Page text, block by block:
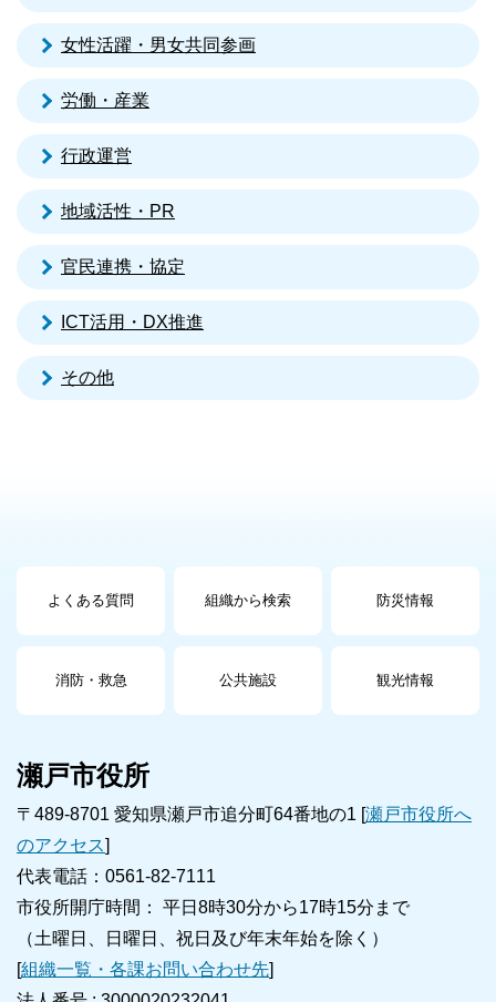
女性活躍・男女共同参画
労働・産業
行政運営
地域活性・PR
官民連携・協定
ICT活用・DX推進
その他
よくある質問 組織から検索 防災情報
消防・救急 公共施設 観光情報
瀬戸市役所
〒489-8701 愛知県瀬戸市追分町64番地の1 [瀬戸市役所へ
のアクセス]
代表電話：0561-82-7111
市役所開庁時間： 平日8時30分から17時15分まで
（土曜日、日曜日、祝日及び年末年始を除く）
[組織一覧・各課お問い合わせ先]